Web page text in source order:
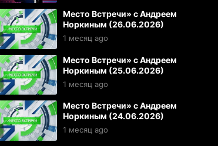
Место Встречи» с Андреем
Норкиным (26.06.2026)
1 месяц ago
Место Встречи» с Андреем
Норкиным (25.06.2026)
1 месяц ago
Место Встречи» с Андреем
Норкиным (24.06.2026)
1 месяц ago